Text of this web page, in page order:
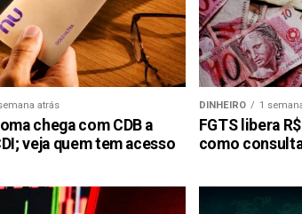
atrás
chega com CDB a
veja quem tem acesso
DINHEIRO 1
FGTS libera
como